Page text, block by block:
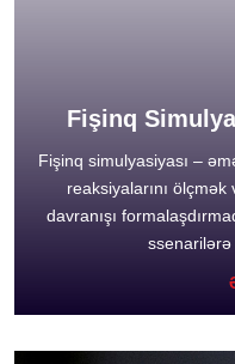
Fişinq
Fişinq simulyasiyası –
reaksiyalarını
davranışı
ssenarilərə